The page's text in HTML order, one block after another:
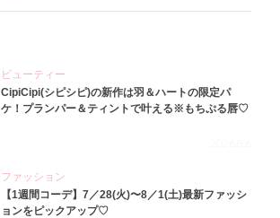
ビューティー
CipiCipi(シピシピ)の新作は羽＆ハートの限定パ
ケ！プランパー＆ティントで叶える※もちぷる唇♡
ファッション
【1週間コーデ】7／28(火)〜8／1(土)最新ファッシ
ョンをピックアップ♡